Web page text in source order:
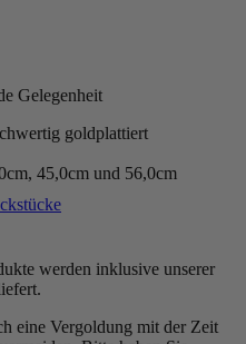
Gelegenheit
goldplattiert
45,0cm und 56,0cm
werden inklusive unserer
eine Vergoldung mit der Zeit